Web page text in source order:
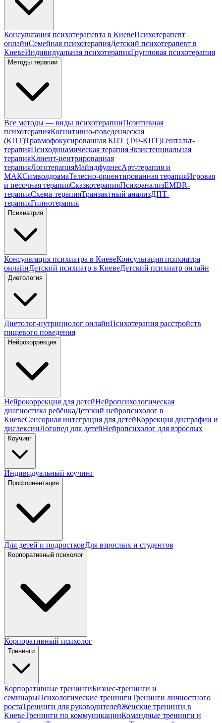
Консультация психотерапевта в КиевеПсихотерапевт
онлайнСемейная психотерапияДетский психотерапевт в
КиевеИндивидуальная психотерапияГрупповая психотерапия
Методы терапии
Все методы — виды психотерапииПозитивная
психотерапияКогнитивно-поведенческая
(КПТ)Травмофокусированная КПТ (ТФ-КПТ)Гештальт-
терапияПсиходинамическая терапияЭкзистенциальная
терапияКлиент-центрированная
терапияЛоготерапияМайндфулнесАрт-терапия и
МАКСимволдрамаТелесно-ориентированная терапияИгровая
и песочная терапияСказкотерапияПсихоанализEMDR-
терапияСхема-терапияТранзактный анализДПТ-
терапияГипнотерапия
Психиатрия
Консультация психиатра в КиевеКонсультация психиатра
онлайнДетский психиатр в КиевеДетский психиатр онлайн
Диетология
Диетолог-нутрициолог онлайнПсихотерапия расстройств
пищевого поведения
Нейрокоррекция
Нейрокоррекция для детейНейропсихологическая
диагностика ребёнкаДетский нейропсихолог в
КиевеСенсорная интеграция для детейКоррекция дисграфии и
дислексииЛогопед для детейНейропсихолог для взрослых
Коучинг
Индивидуальный коучинг
Профориентация
Для детей и подростковДля взрослых и студентов
Корпоративный психолог
Корпоративный психолог
Тренинги
Корпоративные тренингиБизнес-тренинги и
семинарыПсихологические тренингиТренинги личностного
ростаТренинги для руководителейЖенские тренинги в
КиевеТренинги по коммуникацииКомандные тренинги и